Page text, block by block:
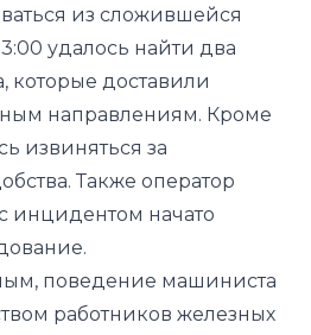
из сложившейся
удалось найти два
которые доставили
направлениям. Кроме
извиняться за
Также оператор
инцидентом начато
поведение машиниста
работников железных